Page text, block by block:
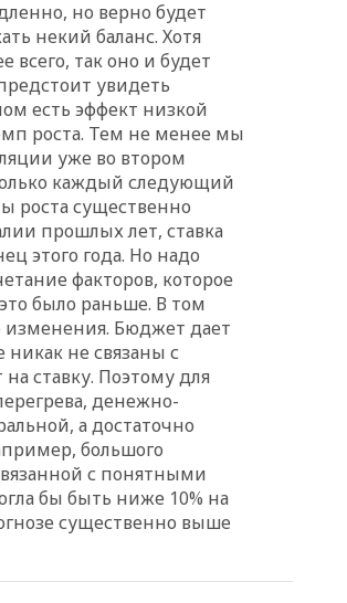
угрожает
вчера, 20:08 По всей Грузии
снова отключилось
электричество
вчера, 20:00Зеленский связал
дефицит ракет с попыткой
Запада принудить Киев к
уступкам
вчера, 19:45 Памфилова: ЦИК
примет беспрецедентные
меры безопасности во время
выборов
вчера, 19:35
сообщила об омоложении
партийных списков на выборах
в Госдуму
вчера, 19:25Путин
прокомментировал первый
номер «Единой России» в
бюллетене
вчера, 19:15Путин обсудил с
Памфиловой подготовку к
вчера, 18:56Wildberries
но верно будет
некий баланс. Хотя
так оно и будет
увидеть
есть эффект низкой
роста. Тем не менее мы
уже во втором
каждый следующий
роста существенно
прошлых лет, ставка
этого года. Но надо
факторов, которое
было раньше. В том
изменения. Бюджет дает
не связаны с
ставку. Поэтому для
денежно-
а достаточно
большого
с понятными
бы быть ниже 10% на
существенно выше